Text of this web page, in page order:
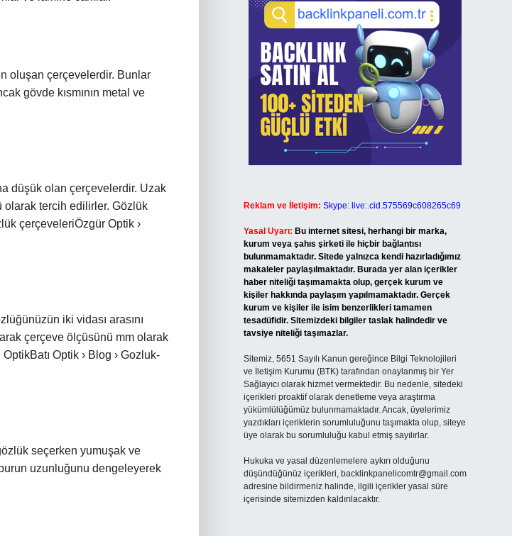
oluşan çerçevelerdir. Bunlar
gövde kısmının metal ve
düşük olan çerçevelerdir. Uzak
olarak tercih edilirler. Gözlük
çerçeveleriÖzgür Optik ›
iki vidası arasını
çerçeve ölçüsünü mm olarak
Optik › Blog › Gozluk-
seçerken yumuşak ve
uzunluğunu dengeleyerek
Reklam ve İletişim: Skype: live:.cid.575569c608265c69
Yasal Uyarı: Bu internet sitesi, herhangi bir marka,
kurum veya şahıs şirketi ile hiçbir bağlantısı
bulunmamaktadır. Sitede yalnızca kendi hazırladığımız
makaleler paylaşılmaktadır. Burada yer alan içerikler
haber niteliği taşımamakta olup, gerçek kurum ve
kişiler hakkında paylaşım yapılmamaktadır. Gerçek
kurum ve kişiler ile isim benzerlikleri tamamen
tesadüfidir. Sitemizdeki bilgiler taslak halindedir ve
tavsiye niteliği taşımazlar.
Sitemiz, 5651 Sayılı Kanun gereğince Bilgi Teknolojileri
ve İletişim Kurumu (BTK) tarafından onaylanmış bir Yer
Sağlayıcı olarak hizmet vermektedir. Bu nedenle, sitedeki
içerikleri proaktif olarak denetleme veya araştırma
yükümlülüğümüz bulunmamaktadır. Ancak, üyelerimiz
yazdıkları içeriklerin sorumluluğunu taşımakta olup, siteye
üye olarak bu sorumluluğu kabul etmiş sayılırlar.
Hukuka ve yasal düzenlemelere aykırı olduğunu
düşündüğünüz içerikleri, backlinkpanelicomtr@gmail.com
adresine bildirmeniz halinde, ilgili içerikler yasal süre
içerisinde sitemizden kaldırılacaktır.